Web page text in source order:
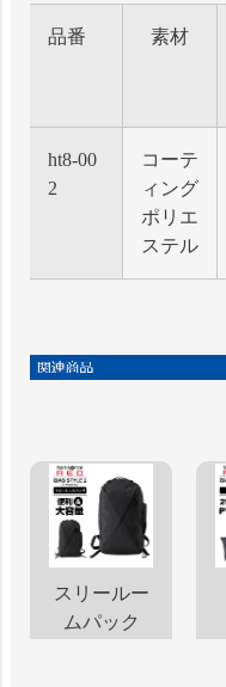
品番 素材
ht8-00
2
コーテ
ィング
ポリエ
ステル
スリールー
ムパック